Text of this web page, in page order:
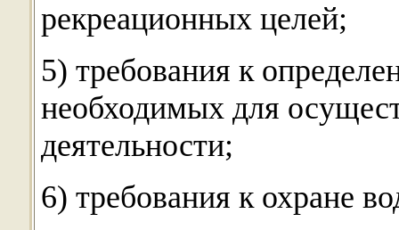
рекреационных целей;
5) требования к
необходимых для
деятельности;
6) требования к охране